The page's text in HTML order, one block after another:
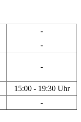
-
-
-
15:00 - 19:30 Uhr
-